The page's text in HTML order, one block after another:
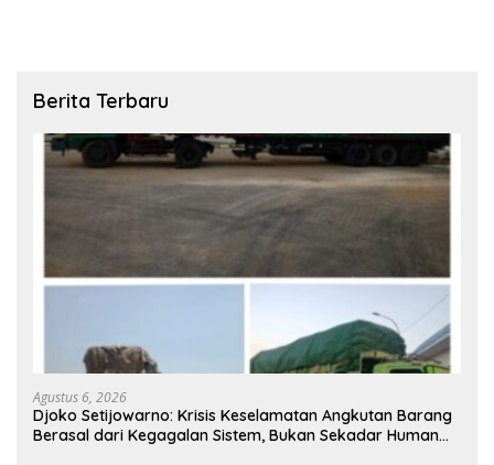
Berita Terbaru
Agustus 6, 2026
Djoko Setijowarno: Krisis Keselamatan Angkutan Barang
Berasal dari Kegagalan Sistem, Bukan Sekadar Human